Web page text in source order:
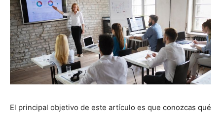
El principal objetivo de este artículo es que conozcas qué